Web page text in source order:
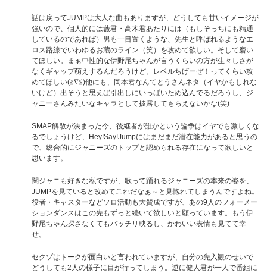
話は戻ってJUMPは大人な曲もありますが、どうしても甘いイメージが
強いので、個人的には藪君・高木君あたりには（もしそっちにも精通
しているのであれば）男も一目置くような、先生と呼ばれるようなエ
ロス路線でいわゆるお蔵のライン（笑）を攻めて欲しい。そして磨い
てほしい。まぁ中性的な伊野尾ちゃんが言うくらいの方が生々しさが
なくギャップ萌えするんだろうけど。レベルちげーぜ！ってくらい攻
めてほしい(≧∇≦)他にも、岡本君なんてとうさんネタ（イヤかもしれな
いけど）出そうと思えば引出しにいっぱいため込んでるだろうし、ジ
ャニーさんみたいなキャラとして披露してもらえないかな(笑)
SMAP解散が決まった今、後継者が誰かという論争はイヤでも激しくな
るでしょうけど、Hey!Say!Jumpにはまだまだ潜在能力があると思うの
で、総合的にジャニーズのトップと認められる存在になって欲しいと
思います。
関ジャニも好きな私ですが、歌って踊れるジャニーズの本来の姿を、
JUMPを見ていると改めてこれだなぁ～と見惚れてしまうんですよね。
役者・キャスターなどソロ活動も大賛成ですが、あの9人のフォーメー
ションダンスはこの先もずっと続いて欲しいと願っています。もう伊
野尾ちゃん探さなくてもバッチリ映るし、かわいい表情も見てて幸
せ。
セクゾはトークが面白いと言われていますが、自分の先入観のせいで
どうしても2人の様子に目が行ってしまう。逆に健人君が一人で番組に